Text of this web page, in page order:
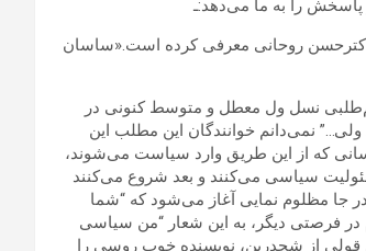
را به ما می‌دهد:ـ
رنگ انتخاباتی دکترحسن روحانی معرفی کرده است.«ساسان
نسل ول معطل و متوسط کنونی در
نمی‌دانم خوانندگان این مطلب این
که از این طریق وارد سیاست می‌شوند،
سیاسی می‌کنند و بعد شروع می‌کنند
جا مظلوم نمایی آغاز می‌شود که “شما
فرصتی دیگر، به این شعار “من سیاسی
قولی از شچدرین، نویسنده خوب روسی را